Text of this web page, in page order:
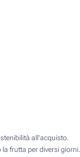
all'acquisto.
frutta per diversi giorni.